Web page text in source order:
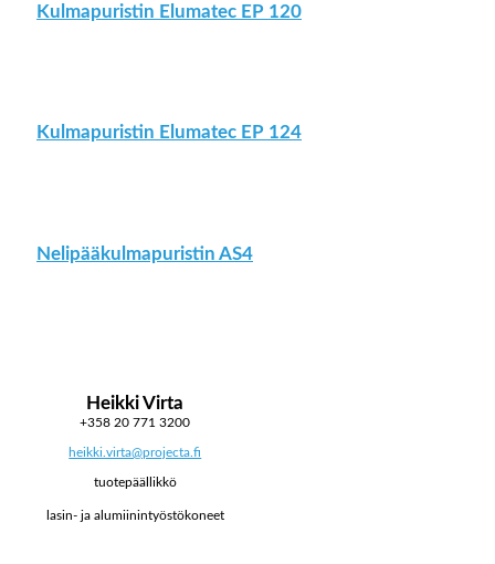
Kulmapuristin Elumatec EP 120
Kulmapuristin Elumatec EP 124
Nelipääkulmapuristin AS4
Heikki Virta
+358 20 771 3200
heikki.virta@projecta.fi
tuotepäällikkö
lasin- ja alumiinintyöstökoneet